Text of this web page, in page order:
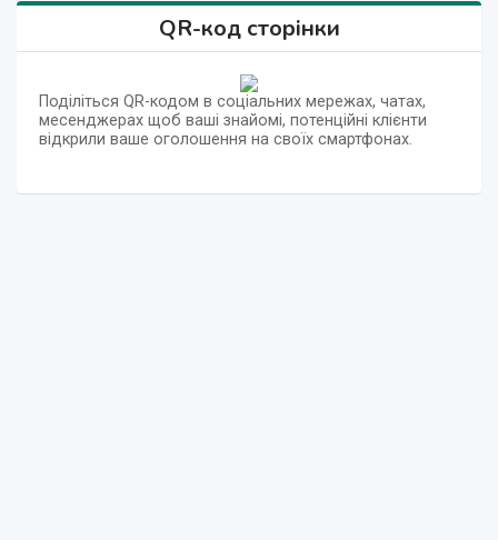
QR-код сторінки
Поділіться QR-кодом в соціальних мережах, чатах,
месенджерах щоб ваші знайомі, потенційні клієнти
відкрили ваше оголошення на своїх смартфонах.